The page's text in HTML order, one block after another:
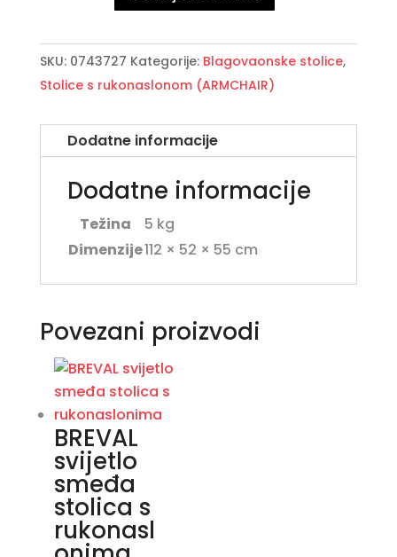
stolica
količina
SKU: 0743727 Kategorije: Blagovaonske stolice,
Stolice s rukonaslonom (ARMCHAIR)
Dodatne informacije
Dodatne informacije
Težina
5 kg
Dimenzije112 × 52 × 55 cm
Povezani proizvodi
BREVAL
svijetlo
smeđa
stolica s
rukonasl